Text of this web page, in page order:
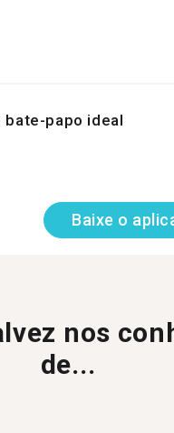
bate-papo ideal
Baixe o
nos
de...